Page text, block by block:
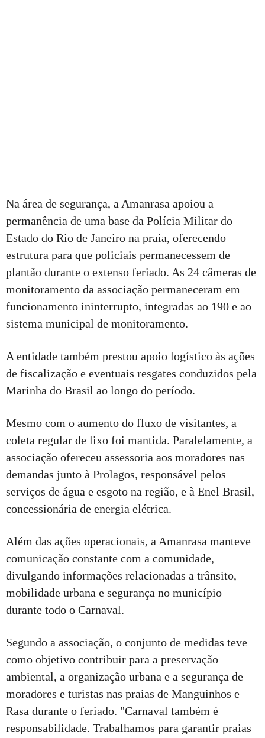
Na área de segurança, a Amanrasa apoiou a
permanência de uma base da Polícia Militar do
Estado do Rio de Janeiro na praia, oferecendo
estrutura para que policiais permanecessem de
plantão durante o extenso feriado. As 24 câmeras de
monitoramento da associação permaneceram em
funcionamento ininterrupto, integradas ao 190 e ao
sistema municipal de monitoramento.
A entidade também prestou apoio logístico às ações
de fiscalização e eventuais resgates conduzidos pela
Marinha do Brasil ao longo do período.
Mesmo com o aumento do fluxo de visitantes, a
coleta regular de lixo foi mantida. Paralelamente, a
associação ofereceu assessoria aos moradores nas
demandas junto à Prolagos, responsável pelos
serviços de água e esgoto na região, e à Enel Brasil,
concessionária de energia elétrica.
Além das ações operacionais, a Amanrasa manteve
comunicação constante com a comunidade,
divulgando informações relacionadas a trânsito,
mobilidade urbana e segurança no município
durante todo o Carnaval.
Segundo a associação, o conjunto de medidas teve
como objetivo contribuir para a preservação
ambiental, a organização urbana e a segurança de
moradores e turistas nas praias de Manguinhos e
Rasa durante o feriado. "Carnaval também é
responsabilidade. Trabalhamos para garantir praias